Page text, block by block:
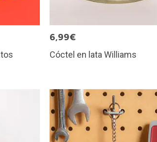
6,99€
Cóctel en lata Williams